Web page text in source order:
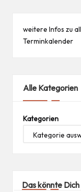
weitere Infos zu
Terminkalender
Alle Kategorien
Kategorien
Das könnte